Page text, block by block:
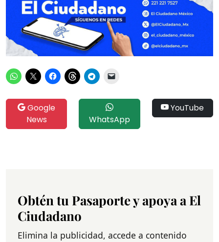
Google
News
WhatsApp
YouTube
Obtén tu Pasaporte y apoya a El
Ciudadano
Elimina la publicidad, accede a contenido